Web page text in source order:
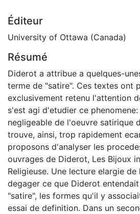
Éditeur
University of Ottawa (Canada)
Résumé
Diderot a attribue a quelques-
terme de "satire". Ces textes ont
exclusivement retenu l'attention
s'est agi d'etudier ce
negligeable de l'oeuvre satirique
trouve, ainsi, trop rapidement
proposons d'analyser les
ouvrages de Diderot, Les Bijoux
Religieuse. Une lecture elargie
degager ce que Diderot
"satire", les formes qu'il y
essai de definition. Dans un